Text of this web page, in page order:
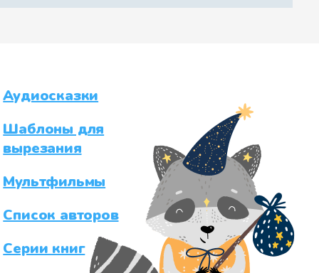
Аудиосказки
Шаблоны для
вырезания
Мультфильмы
Список авторов
Серии книг